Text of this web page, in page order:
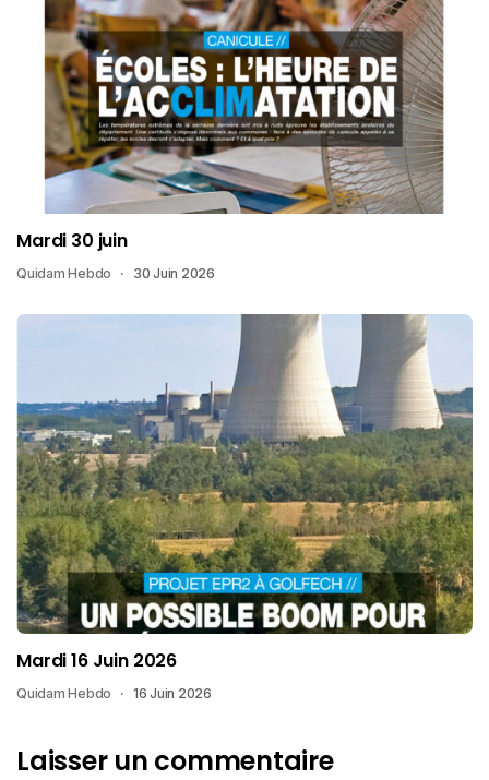
Mardi 30 juin
Quidam Hebdo 30 Juin 2026
Mardi 16 Juin 2026
Quidam Hebdo 16 Juin 2026
Laisser un commentaire